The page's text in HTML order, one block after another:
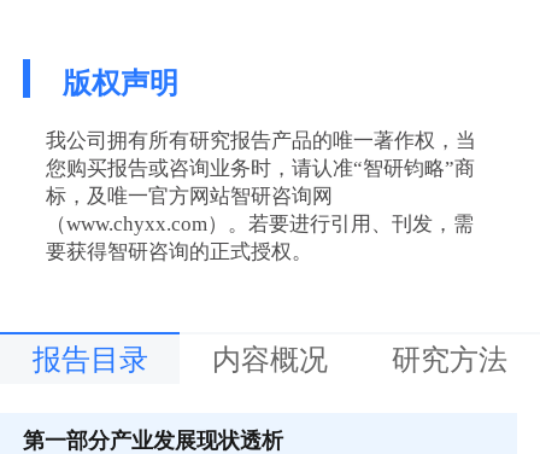
版权声明
我公司拥有所有研究报告产品的唯一著作权，当
您购买报告或咨询业务时，请认准“智研钧略”商
标，及唯一官方网站智研咨询网
（www.chyxx.com）。若要进行引用、刊发，需
要获得智研咨询的正式授权。
报告目录 内容概况 研究方法
第一部分产业发展现状透析